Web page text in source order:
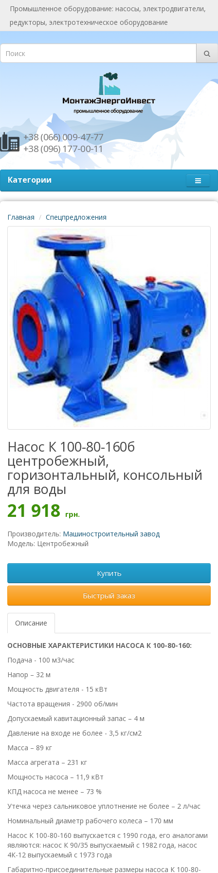
Промышленное оборудование: насосы, электродвигатели,
редукторы, электротехническое оборудование
+38 (066) 009-47-77
+38 (096) 177-00-11
Категории
Главная Спецпредложения
Насос К 100-80-160б
центробежный,
горизонтальный, консольный
для воды
21 918 грн.
Производитель: Машиностроительный завод
Модель: Центробежный
Купить
Быстрый заказ
Описание
ОСНОВНЫЕ ХАРАКТЕРИСТИКИ НАСОСА К 100-80-160:
Подача - 100 м3/час
Напор – 32 м
Мощность двигателя - 15 кВт
Частота вращения - 2900 об/мин
Допускаемый кавитационный запас – 4 м
Давление на входе не более - 3,5 кг/см2
Масса – 89 кг
Масса агрегата – 231 кг
Мощность насоса – 11,9 кВт
КПД насоса не менее – 73 %
Утечка через сальниковое уплотнение не более – 2 л/час
Номинальный диаметр рабочего колеса – 170 мм
Насос К 100-80-160 выпускается с 1990 года, его аналогами
являются: насос К 90/35 выпускаемый с 1982 года, насос
4К-12 выпускаемый с 1973 года
Габаритно-присоединительные размеры насоса К 100-80-